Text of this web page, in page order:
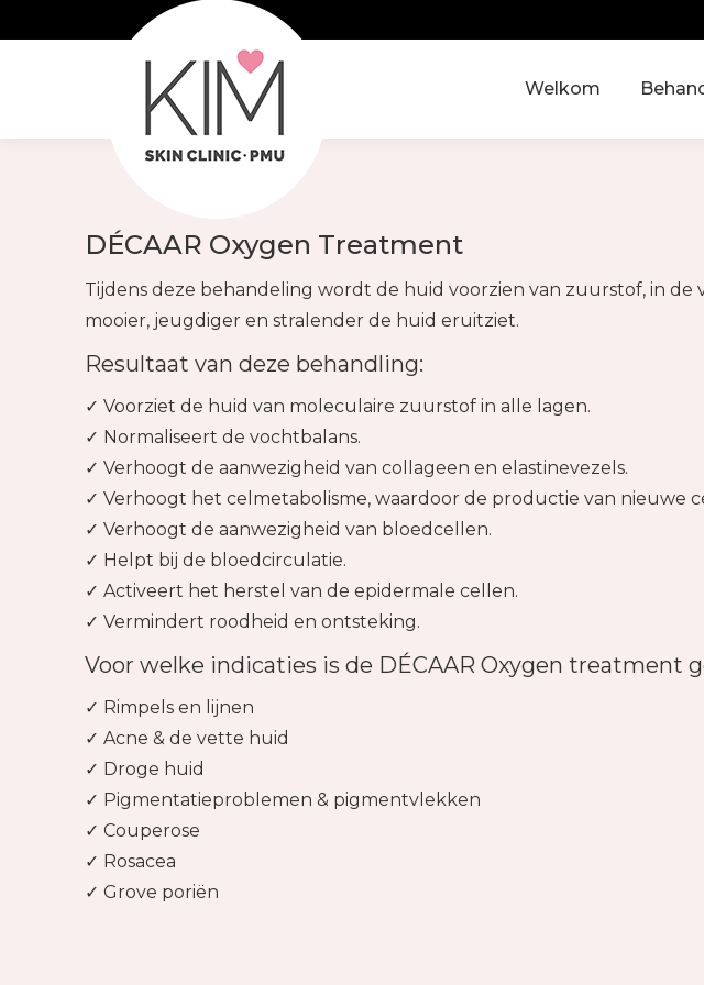
Welkom
DÉCAAR Oxygen Treatment
Tijdens deze behandeling wordt de huid voorzien van zuurstof, in
mooier, jeugdiger en stralender de huid eruitziet.
Resultaat van deze behandling:
✓ Voorziet de huid van moleculaire zuurstof in alle lagen.
✓ Normaliseert de vochtbalans.
✓ Verhoogt de aanwezigheid van collageen en elastinevezels.
✓ Verhoogt het celmetabolisme, waardoor de productie van nieuwe
✓ Verhoogt de aanwezigheid van bloedcellen.
✓ Helpt bij de bloedcirculatie.
✓ Activeert het herstel van de epidermale cellen.
✓ Vermindert roodheid en ontsteking.
Voor welke indicaties is de DÉCAAR Oxygen treatment
✓ Rimpels en lijnen
✓ Acne & de vette huid
✓ Droge huid
✓ Pigmentatieproblemen & pigmentvlekken
✓ Couperose
✓ Rosacea
✓ Grove poriën